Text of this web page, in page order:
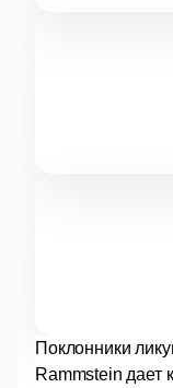
Поклонники
Rammstein дает